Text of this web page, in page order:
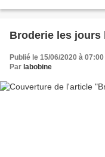
Broderie les jours
Publié le 15/06/2020 à 07:00
Par labobine